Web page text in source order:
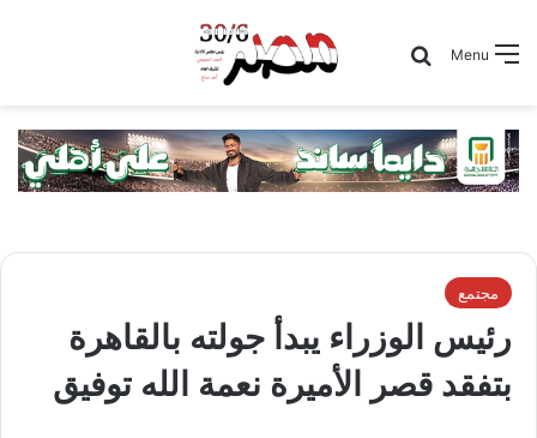
Menu
Search for
مجتمع
رئيس الوزراء يبدأ جولته بالقاهرة
بتفقد قصر الأميرة نعمة الله توفيق